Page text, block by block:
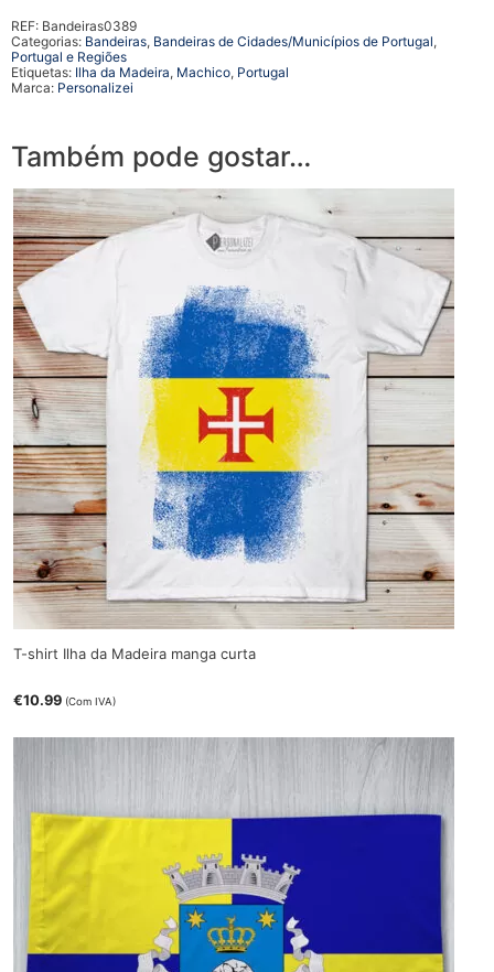
REF: Bandeiras0389
Categorias: Bandeiras, Bandeiras de Cidades/Municípios de Portugal,
Portugal e Regiões
Etiquetas: Ilha da Madeira, Machico, Portugal
Marca: Personalizei
Também pode gostar…
T-shirt Ilha da Madeira manga curta
€10.99 (Com IVA)